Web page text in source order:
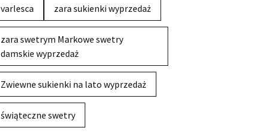
varlesca zara sukienki wyprzedaż
zara swetrym Markowe swetry
damskie wyprzedaż
Zwiewne sukienki na lato wyprzedaż
świąteczne swetry